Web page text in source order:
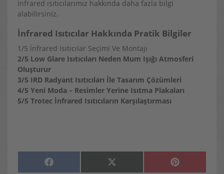
infrared ısıtıcılarımız hakkında daha fazla bilgi
alabilirsiniz.
İnfrared Isıtıcılar Hakkında Pratik Bilgiler
1/5 İnfrared Isıtıcılar Seçimi Ve Montajı
2/5 Low Glare Isıtıcıları Neden Mum Işığı Atmosferi
Oluşturur
3/5 IRD Radyant Isıtıcıları İle Tasarım Çözümleri
4/5 Yeni Moda – Resimler Yerine Isıtma Plakaları
5/5 Trotec İnfrared Isıtıcıların Karşılaştırması
SHARE
F SHARE
X SHARE
P